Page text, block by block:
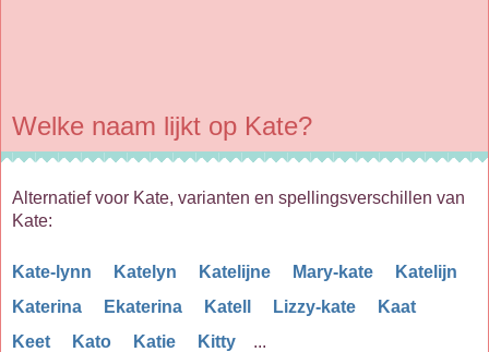
Welke naam lijkt op Kate?
Alternatief voor Kate, varianten en spellingsverschillen van
Kate:
Kate-lynn Katelyn Katelijne Mary-kate
Katelijn
Katerina
Ekaterina Katell Lizzy-kate
Kaat
Keet
Kato Katie Kitty ...